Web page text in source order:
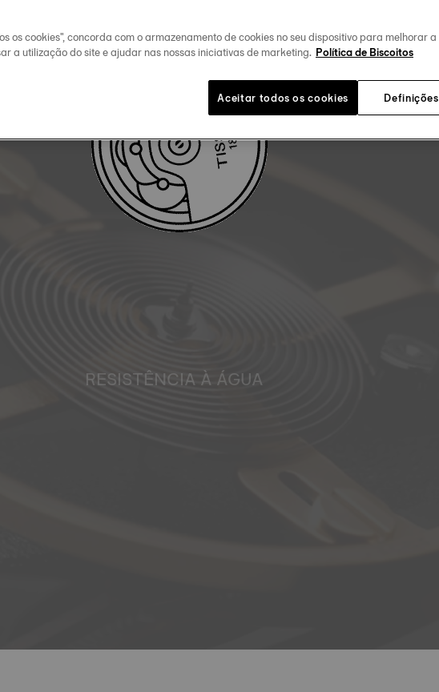
RESISTÊNCIA À ÁGUA
os cookies", concorda com o armazenamento de cookies no seu dispositivo para melhorar a
a utilização do site e ajudar nas nossas iniciativas de marketing. Política de Biscoitos
Definições
Aceitar todos os cookies